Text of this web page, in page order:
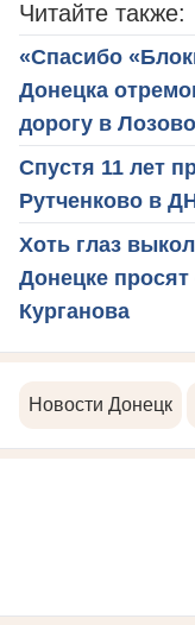
Читайте также:
«Спасибо
Донецка
дорогу в
Спустя 11 лет
Рутченково в
Хоть глаз
Донецке
Курганова
Новости Донецк